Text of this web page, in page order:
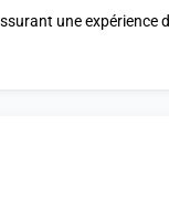
une expérience